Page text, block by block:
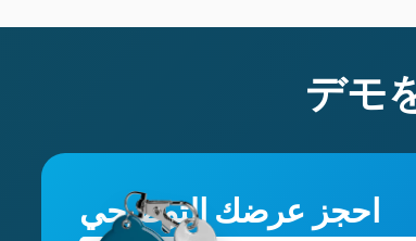
デモ
احجز عرضك التوضيحي